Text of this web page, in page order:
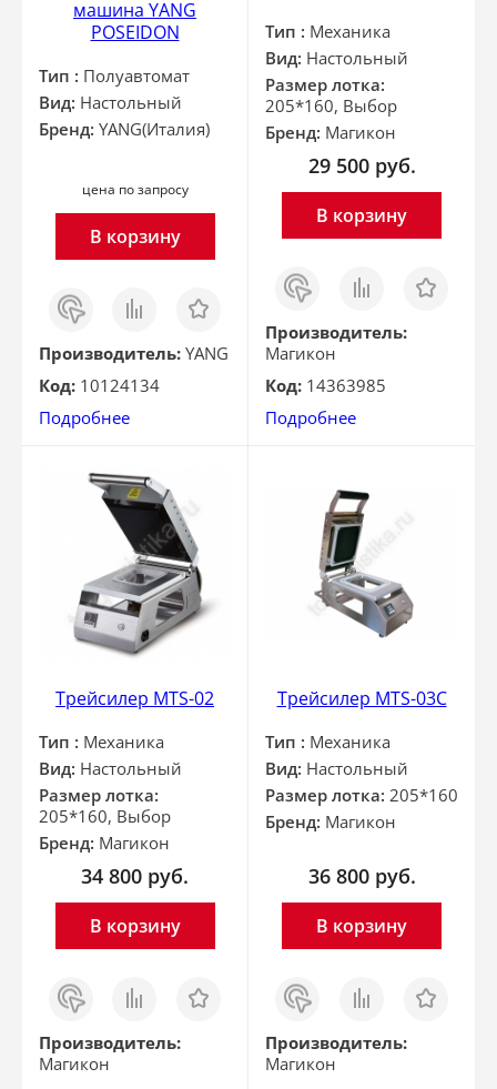
машина YANG
POSEIDON
Тип : Полуавтомат
Вид: Настольный
Бренд: YANG(Италия)
цена по запросу
В корзину
Заказ
в 1
клик
Сравнить Отложить
Производитель: YANG
Код: 10124134
Подробнее
Тип : Механика
Вид: Настольный
Размер лотка:
205*160, Выбор
Бренд: Магикон
29 500 руб.
В корзину
Заказ
в 1
клик
Сравнить Отложить
Производитель:
Магикон
Код: 14363985
Подробнее
Трейсилер MTS-02
Тип : Механика
Вид: Настольный
Размер лотка:
205*160, Выбор
Бренд: Магикон
34 800 руб.
В корзину
Заказ
в 1
клик
Сравнить Отложить
Производитель:
Магикон
Трейсилер MTS-03C
Тип : Механика
Вид: Настольный
Размер лотка: 205*160
Бренд: Магикон
36 800 руб.
В корзину
Заказ
в 1
клик
Сравнить Отложить
Производитель:
Магикон